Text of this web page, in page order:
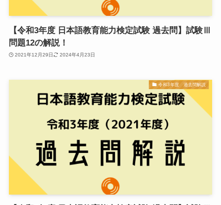
【令和3年度 日本語教育能力検定試験 過去問】試験Ⅲ
問題12の解説！
2021年12月29日 2024年4月23日
令和3年度 過去問解説